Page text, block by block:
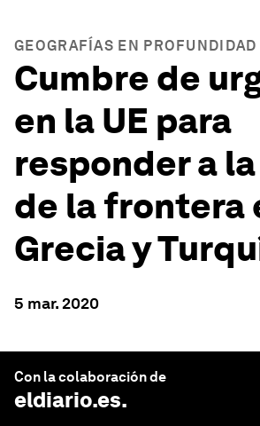
GEOGRAFÍAS EN PROFUNDIDAD
Cumbre de
en la UE para
responder a
de la frontera
Grecia y
5 mar. 2020
Con la colaboración de
eldiario.es.